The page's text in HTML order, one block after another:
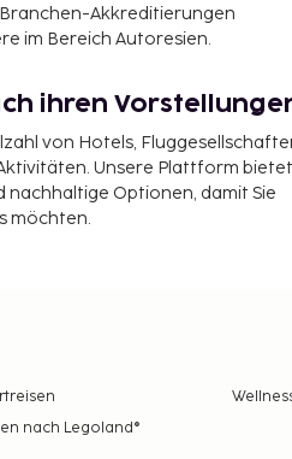
Akkreditierungen
im Bereich Autoresien.
ihren
von Hotels,
Unsere Plattform bietet
nachhaltige Optionen, damit Sie
möchten.
nach Legoland®